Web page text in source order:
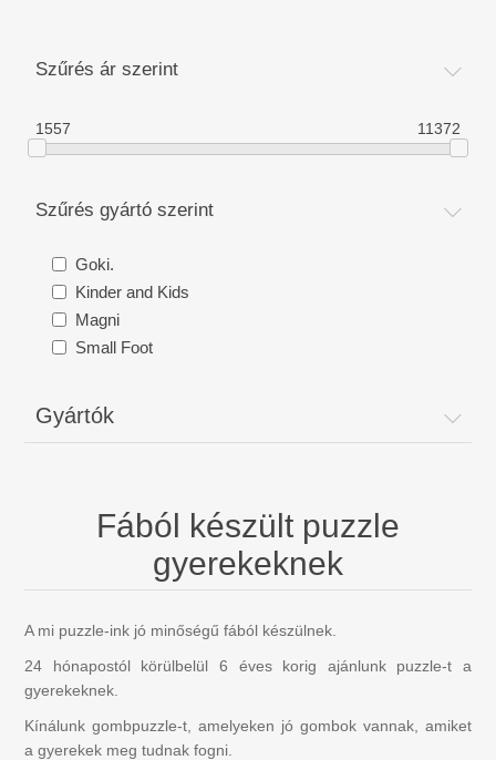
Bérmálási Ajándék - Szülési Ajándék
Mojo Állatok
Bábházak, parasztgazdaság, kiegészítők
Bábok és kiegészítők
Szűrés ár szerint
1557 11372
Szűrés gyártó szerint
Goki.
Kinder and Kids
Magni
Small Foot
Gyártók
Fából készült puzzle
gyerekeknek
A mi puzzle-ink jó minőségű fából készülnek.
24 hónapostól körülbelül 6 éves korig ajánlunk puzzle-t a
gyerekeknek.
Kínálunk gombpuzzle-t, amelyeken jó gombok vannak, amiket
a gyerekek meg tudnak fogni.